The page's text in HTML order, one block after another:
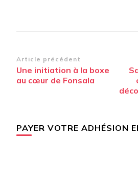
Navigation
d’article
Article précédent
Une initiation à la boxe
au cœur de Fonsala
PAYER VOTRE ADHÉSION